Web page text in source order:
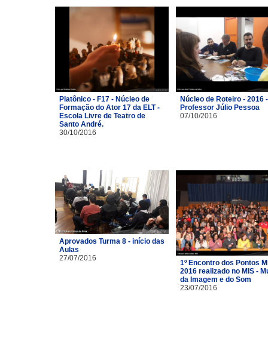
Platônico - F17 - Núcleo de
Formação do Ator 17 da ELT -
Escola Livre de Teatro de
Santo André.
30/10/2016
Núcleo de Roteiro - 2016 -
Professor Júlio Pessoa
07/10/2016
Aprovados Turma 8 - início das
Aulas
27/07/2016
1º Encontro dos Pontos
2016 realizado no MIS -
da Imagem e do Som
23/07/2016